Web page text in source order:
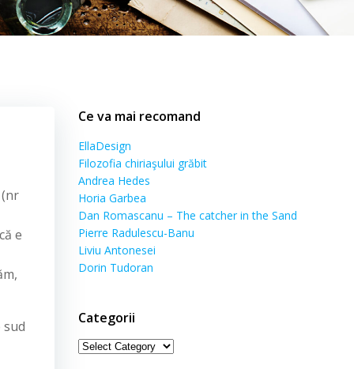
e
Ce va mai recomand
EllaDesign
Filozofia chiriaşului grăbit
Andrea Hedes
Horia Garbea
Dan Romascanu – The catcher in the Sand
Pierre Radulescu-Banu
Liviu Antonesei
Dorin Tudoran
Categorii
Categorii